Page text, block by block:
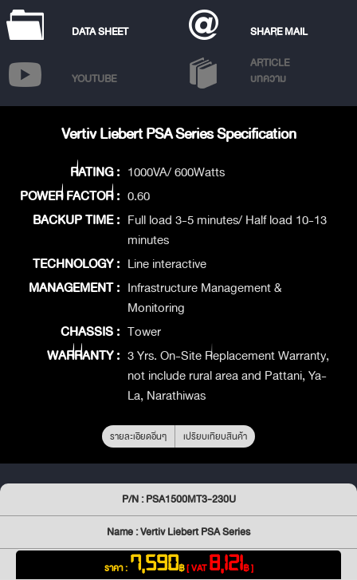
DATA SHEET SHARE MAIL
YOUTUBE
ARTICLE
บทความ
Vertiv Liebert PSA Series Specification
RATING : 1000VA/ 600Watts
POWER FACTOR : 0.60
BACKUP TIME : Full load 3-5 minutes/ Half load 10-13
minutes
TECHNOLOGY : Line interactive
MANAGEMENT : Infrastructure Management &
Monitoring
CHASSIS : Tower
WARRANTY : 3 Yrs. On-Site Replacement Warranty,
not include rural area and Pattani, Ya-
La, Narathiwas
รายละเอียดอื่นๆ เปรียบเทียบสินค้า
P/N : PSA1500MT3-230U
Name : Vertiv Liebert PSA Series
ราคา : 7,590฿[ VAT8,121฿ ]